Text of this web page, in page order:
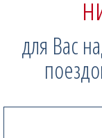
для Вас